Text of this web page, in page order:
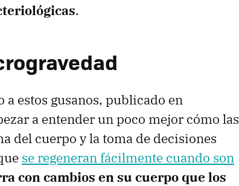
.
a estos gusanos, publicado en
a entender un poco mejor cómo las
del cuerpo y la toma de decisiones
se regeneran fácilmente cuando son
con cambios en su cuerpo que los